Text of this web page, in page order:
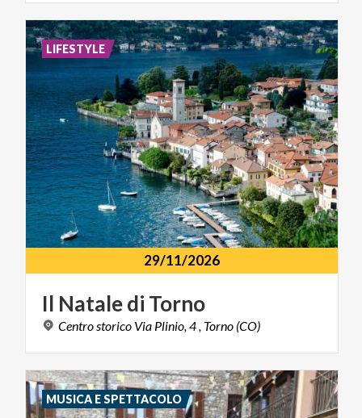
29/11/2026
Il Nataledi Torno
Centro storico Via Plinio, 4 Torno (CO)
LIFESTYLE
MUSICA E SPETTACOLO